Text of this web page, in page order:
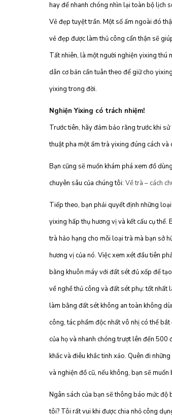
hay để nhanh chóng nhìn lại toàn bộ lịch
Vẻ đẹp tuyệt trần. Một số ấm ngoài đó
vẻ đẹp được làm thủ công cẩn thận sẽ
Tất nhiên, là một người nghiện yixing thú
dẫn cơ bản cần tuân theo để giữ cho
yixing trong đời.
Nghiện Yixing có trách nhiệm!
Trước tiên, hãy đảm bảo rằng trước khi
thuật pha một ấm trà yixing đúng cách và
Bạn cũng sẽ muốn khám phá xem đồ
chuyên sâu của chúng tôi: Về trà – cách
Tiếp theo, bạn phải quyết định những
yixing hấp thụ hương vị và kết cấu cụ
trà hảo hạng cho mỗi loại trà mà bạn sở
hương vị của nó. Việc xem xét đầu tiên
bằng khuôn máy với đất sét đủ xốp để
về nghề thủ công và đất sét phụ: tốt nhất
làm bằng đất sét không an toàn không
công, tác phẩm độc nhất vô nhị có thể
của họ và nhanh chóng trượt lên đến 500
khắc và điêu khắc tinh xảo. Quên đi
và nghiện đồ cũ, nếu không, bạn sẽ
Ngân sách của bạn sẽ thông báo mức độ
tôi? Tôi rất vui khi được chia nhỏ công